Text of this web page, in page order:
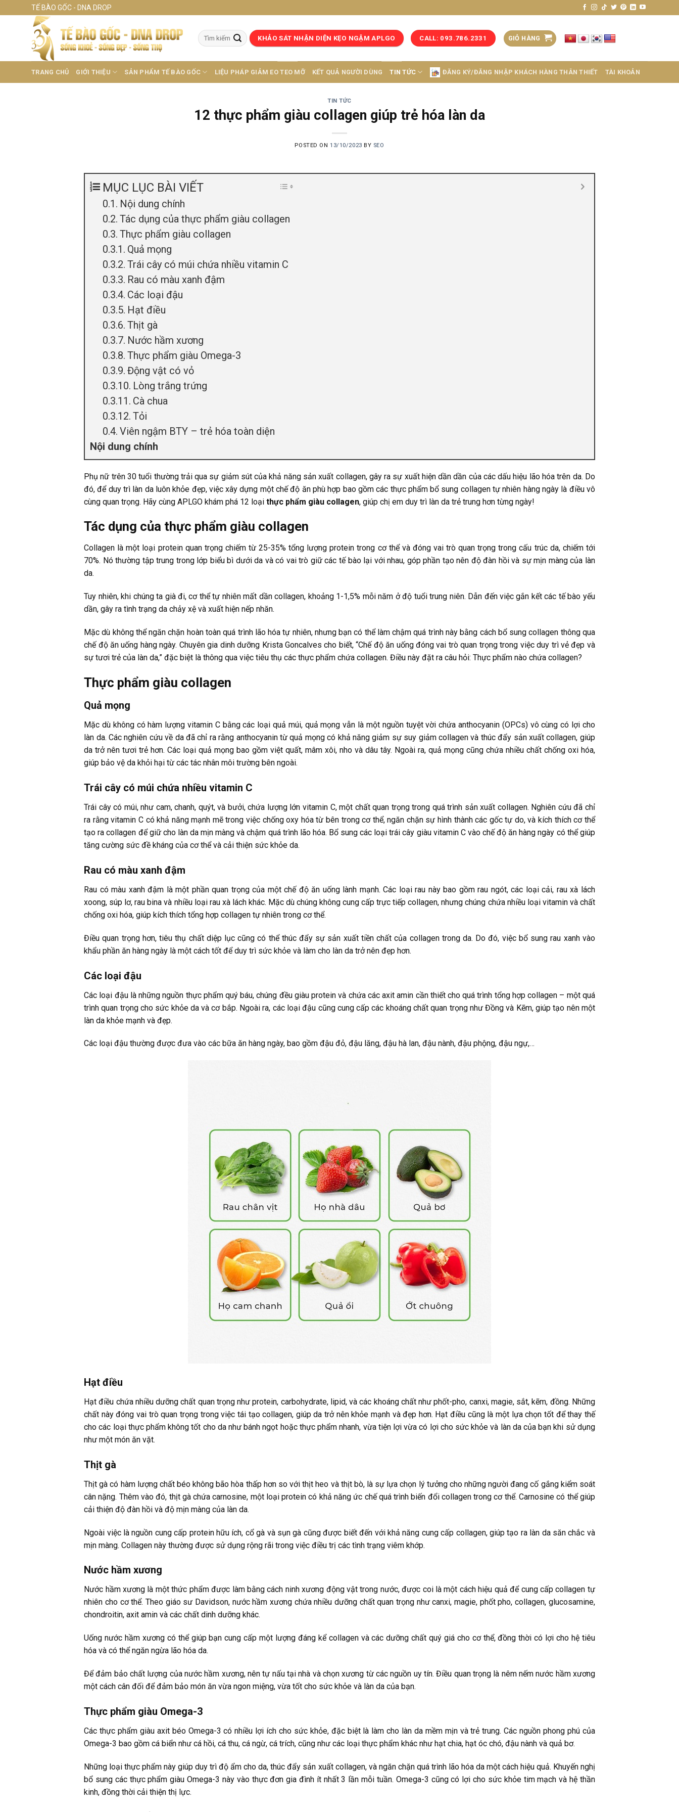
to
TẾ BÀO GỐC - DNA DROP
Tìm
kiếm:
KHẢO SÁT NHẬN DIỆN KẸO NGẬM APLGO CALL: 093.786.2331 GIỎ HÀNG
TRANG CHỦ GIỚI THIỆU SẢN PHẨM TẾ BÀO GỐC LIỆU PHÁP GIẢM EO TEO MỠ KẾT QUẢ NGƯỜI DÙNG TIN TỨC ĐĂNG KÝ/ĐĂNG NHẬP KHÁCH HÀNG THÂN THIẾT TÀI KHOẢN
TIN TỨC
12 thực phẩm giàu collagen giúp trẻ hóa làn da
POSTED ON13/10/2023 BY SEO
MỤC LỤC BÀI VIẾT
Nội dung chính
Tác dụng của thực phẩm giàu collagen
Thực phẩm giàu collagen
Quả mọng
Trái cây có múi chứa nhiều vitamin C
Rau có màu xanh đậm
Các loại đậu
Hạt điều
Thịt gà
Nước hầm xương
Thực phẩm giàu Omega-3
Động vật có vỏ
Lòng trắng trứng
Cà chua
Tỏi
Viên ngậm BTY – trẻ hóa toàn diện
Nội dung chính
Phụ nữ trên 30 tuổi thường trải qua sự giảm sút của khả năng sản xuất collagen, gây ra sự xuất hiện dần dần của các dấu hiệu lão hóa trên da. Do
đó, để duy trì làn da luôn khỏe đẹp, việc xây dựng một chế độ ăn phù hợp bao gồm các thực phẩm bổ sung collagen tự nhiên hàng ngày là điều vô
cùng quan trọng. Hãy cùng APLGO khám phá 12 loạithực phẩm giàu collagen, giúp chị em duy trì làn da trẻ trung hơn từng ngày!
Tác dụng của thực phẩm giàu collagen
Collagen là một loại protein quan trọng chiếm từ 25-35% tổng lượng protein trong cơ thể và đóng vai trò quan trọng trong cấu trúc da, chiếm tới
70%. Nó thường tập trung trong lớp biểu bì dưới da và có vai trò giữ các tế bào lại với nhau, góp phần tạo nên độ đàn hồi và sự mịn màng của làn
da.
Tuy nhiên, khi chúng ta già đi, cơ thể tự nhiên mất dần collagen, khoảng 1-1,5% mỗi năm ở độ tuổi trung niên. Dẫn đến việc gắn kết các tế bào yếu
dần, gây ra tình trạng da chảy xệ và xuất hiện nếp nhăn.
Mặc dù không thể ngăn chặn hoàn toàn quá trình lão hóa tự nhiên, nhưng bạn có thể làm chậm quá trình này bằng cách bổ sung collagen thông qua
chế độ ăn uống hàng ngày. Chuyên gia dinh dưỡng Krista Goncalves cho biết, “Chế độ ăn uống đóng vai trò quan trọng trong việc duy trì vẻ đẹp và
sự tươi trẻ của làn da,” đặc biệt là thông qua việc tiêu thụ các thực phẩm chứa collagen. Điều này đặt ra câu hỏi: Thực phẩm nào chứa collagen?
Thực phẩm giàu collagen
Quả mọng
Mặc dù không có hàm lượng vitamin C bằng các loại quả múi, quả mọng vẫn là một nguồn tuyệt vời chứa anthocyanin (OPCs) vô cùng có lợi cho
làn da. Các nghiên cứu về da đã chỉ ra rằng anthocyanin từ quả mọng có khả năng giảm sự suy giảm collagen và thúc đẩy sản xuất collagen, giúp
da trở nên tươi trẻ hơn. Các loại quả mọng bao gồm việt quất, mâm xôi, nho và dâu tây. Ngoài ra, quả mọng cũng chứa nhiều chất chống oxi hóa,
giúp bảo vệ da khỏi hại từ các tác nhân môi trường bên ngoài.
Trái cây có múi chứa nhiều vitamin C
Trái cây có múi, như cam, chanh, quýt, và bưởi, chứa lượng lớn vitamin C, một chất quan trọng trong quá trình sản xuất collagen. Nghiên cứu đã chỉ
ra rằng vitamin C có khả năng mạnh mẽ trong việc chống oxy hóa từ bên trong cơ thể, ngăn chặn sự hình thành các gốc tự do, và kích thích cơ thể
tạo ra collagen để giữ cho làn da mịn màng và chậm quá trình lão hóa. Bổ sung các loại trái cây giàu vitamin C vào chế độ ăn hàng ngày có thể giúp
tăng cường sức đề kháng của cơ thể và cải thiện sức khỏe da.
Rau có màu xanh đậm
Rau có màu xanh đậm là một phần quan trọng của một chế độ ăn uống lành mạnh. Các loại rau này bao gồm rau ngót, các loại cải, rau xà lách
xoong, súp lơ, rau bina và nhiều loại rau xà lách khác. Mặc dù chúng không cung cấp trực tiếp collagen, nhưng chúng chứa nhiều loại vitamin và chất
chống oxi hóa, giúp kích thích tổng hợp collagen tự nhiên trong cơ thể.
Điều quan trọng hơn, tiêu thụ chất diệp lục cũng có thể thúc đẩy sự sản xuất tiền chất của collagen trong da. Do đó, việc bổ sung rau xanh vào
khẩu phần ăn hàng ngày là một cách tốt để duy trì sức khỏe và làm cho làn da trở nên đẹp hơn.
Các loại đậu
Các loại đậu là những nguồn thực phẩm quý báu, chúng đều giàu protein và chứa các axit amin cần thiết cho quá trình tổng hợp collagen – một quá
trình quan trọng cho sức khỏe da và cơ bắp. Ngoài ra, các loại đậu cũng cung cấp các khoáng chất quan trọng như Đồng và Kẽm, giúp tạo nên một
làn da khỏe mạnh và đẹp.
Các loại đậu thường được đưa vào các bữa ăn hàng ngày, bao gồm đậu đỏ, đậu lăng, đậu hà lan, đậu nành, đậu phộng, đậu ngự,…
Hạt điều
Hạt điều chứa nhiều dưỡng chất quan trọng như protein, carbohydrate, lipid, và các khoáng chất như phốt-pho, canxi, magie, sắt, kẽm, đồng. Những
chất này đóng vai trò quan trọng trong việc tái tạo collagen, giúp da trở nên khỏe mạnh và đẹp hơn. Hạt điều cũng là một lựa chọn tốt để thay thế
cho các loại thực phẩm không tốt cho da như bánh ngọt hoặc thực phẩm nhanh, vừa tiện lợi vừa có lợi cho sức khỏe và làn da của bạn khi sử dụng
như một món ăn vặt.
Thịt gà
Thịt gà có hàm lượng chất béo không bão hòa thấp hơn so với thịt heo và thịt bò, là sự lựa chọn lý tưởng cho những người đang cố gắng kiểm soát
cân nặng. Thêm vào đó, thịt gà chứa carnosine, một loại protein có khả năng ức chế quá trình biến đổi collagen trong cơ thể. Carnosine có thể giúp
cải thiện độ đàn hồi và độ mịn màng của làn da.
Ngoài việc là nguồn cung cấp protein hữu ích, cổ gà và sụn gà cũng được biết đến với khả năng cung cấp collagen, giúp tạo ra làn da săn chắc và
mịn màng. Collagen này thường được sử dụng rộng rãi trong việc điều trị các tình trạng viêm khớp.
Nước hầm xương
Nước hầm xương là một thức phẩm được làm bằng cách ninh xương động vật trong nước, được coi là một cách hiệu quả để cung cấp collagen tự
nhiên cho cơ thể. Theo giáo sư Davidson, nước hầm xương chứa nhiều dưỡng chất quan trọng như canxi, magie, phốt pho, collagen, glucosamine,
chondroitin, axit amin và các chất dinh dưỡng khác.
Uống nước hầm xương có thể giúp bạn cung cấp một lượng đáng kể collagen và các dưỡng chất quý giá cho cơ thể, đồng thời có lợi cho hệ tiêu
hóa và có thể ngăn ngừa lão hóa da.
Để đảm bảo chất lượng của nước hầm xương, nên tự nấu tại nhà và chọn xương từ các nguồn uy tín. Điều quan trọng là nêm nếm nước hầm xương
một cách cân đối để đảm bảo món ăn vừa ngon miệng, vừa tốt cho sức khỏe và làn da của bạn.
Thực phẩm giàu Omega-3
Các thực phẩm giàu axit béo Omega-3 có nhiều lợi ích cho sức khỏe, đặc biệt là làm cho làn da mềm mịn và trẻ trung. Các nguồn phong phú của
Omega-3 bao gồm cá biển như cá hồi, cá thu, cá ngừ, cá trích, cũng như các loại thực phẩm khác như hạt chia, hạt óc chó, đậu nành và quả bơ.
Những loại thực phẩm này giúp duy trì độ ẩm cho da, thúc đẩy sản xuất collagen, và ngăn chặn quá trình lão hóa da một cách hiệu quả. Khuyến nghị
bổ sung các thực phẩm giàu Omega-3 này vào thực đơn gia đình ít nhất 3 lần mỗi tuần. Omega-3 cũng có lợi cho sức khỏe tim mạch và hệ thần
kinh, đồng thời cải thiện thị lực.